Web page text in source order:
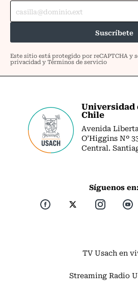
Universidad
Chile
Avenida
O’Higgins Nº
Central.
Síguenos en:
TV Usach en
Streaming Radio